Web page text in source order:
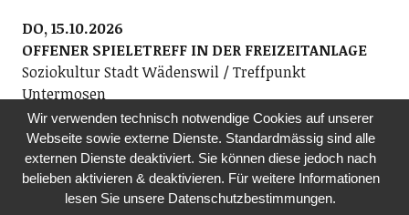
DO, 15.10.2026
OFFENER SPIELETREFF IN DER FREIZEITANLAGE
Soziokultur Stadt Wädenswil / Treffpunkt
Untermosen
Spielbegeisterte sind herzlich eingeladen, in
entspannter Atmosphäre eine grosse Auswahl neuer
und altbewährter Karten- und Brettspiele zu spielen.
Der Spieleexperte Xavi vom Spielwarengeschäft
Pinocchio in Wädenswil wird den Abend begleiten.
Wir verwenden technisch notwendige Cookies auf unserer
Webseite sowie externe Dienste. Standardmässig sind alle
externen Dienste deaktiviert. Sie können diese jedoch nach
belieben aktivieren & deaktivieren. Für weitere Informationen
lesen Sie unsere Datenschutzbestimmungen.